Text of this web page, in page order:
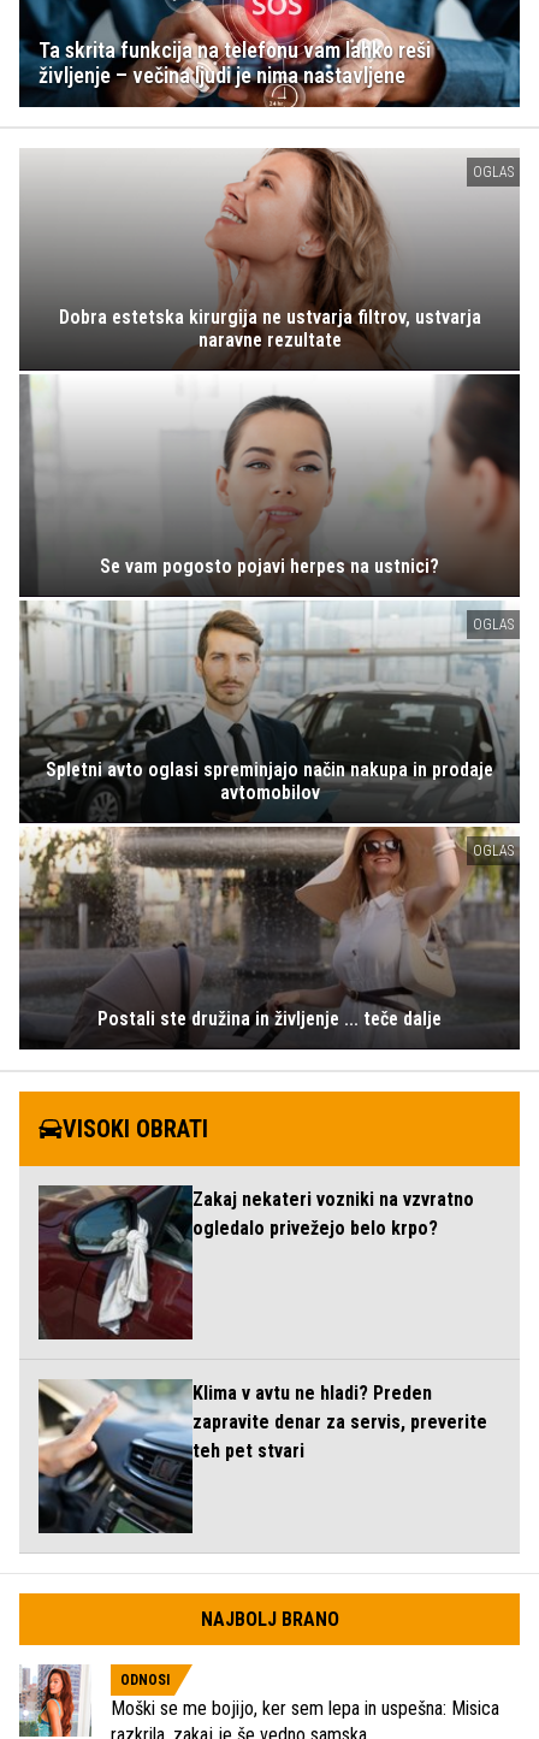
Ta skrita funkcija na telefonu vam lahko reši
življenje – večina ljudi je nima nastavljene
OGLAS
Dobra estetska kirurgija ne ustvarja filtrov, ustvarja
naravne rezultate
Se vam pogosto pojavi herpes na ustnici?
OGLAS
Spletni avto oglasi spreminjajo način nakupa in prodaje
avtomobilov
OGLAS
Postali ste družina in življenje ... teče dalje
VISOKI OBRATI
Zakaj nekateri vozniki na vzvratno
ogledalo privežejo belo krpo?
Klima v avtu ne hladi? Preden
zapravite denar za servis, preverite
teh pet stvari
NAJBOLJ BRANO
ODNOSI
Moški se me bojijo, ker sem lepa in uspešna: Misica